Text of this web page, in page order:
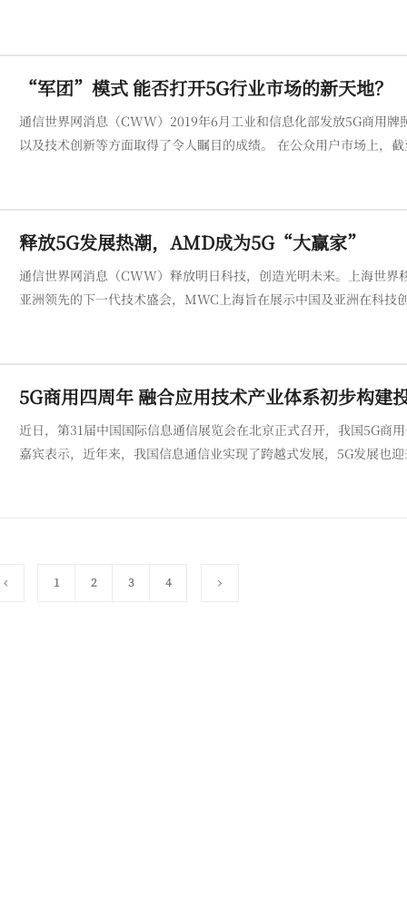
“军团”模式 能否打开5G行业市场的新天地？
通信世界网消息（CWW）2019年6月工业和信息化部发放5G商用
以及技术创新等方面取得了令人瞩目的成绩。 在公众用户市场上，截至6月末，5G移动电话用户已达6.76亿户，占移动电话用户的39.5%。在
释放5G发展热潮，AMD成为5G“大赢家”
通信世界网消息（CWW）释放明日科技，创造光明未来。上海世
亚洲领先的下一代技术盛会，MWC上海旨在展示中国及亚洲在科技创新和
5G商用四周年 融合应用技术产业体系初步构建
近日，第31届中国国际信息通信展览会在北京正式召开，我国5G商用
嘉宾表示，近年来，我国信息通信业实现了跨越式发展，5G发展也
1 2 3 4